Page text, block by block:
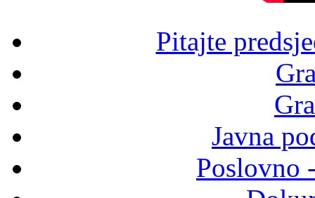
Pitajte
Javna
Poslovno